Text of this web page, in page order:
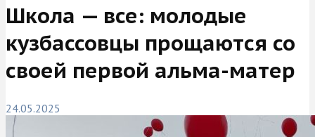
Школа — все: молодые
кузбассовцы прощаются со
своей первой альма-матер
24.05.2025